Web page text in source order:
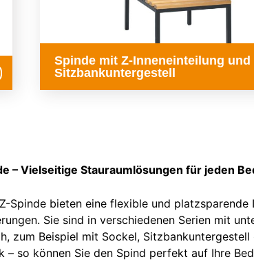
Spinde mit Z-Inneneinteilung und
Sitzbankuntergestell
– Vielseitige Stauraumlösungen für jeden
Spinde bieten eine flexible und
Sie sind in verschiedenen Serien mit
zum Beispiel mit Sockel,
– so können Sie den Spind perfekt auf Ihre